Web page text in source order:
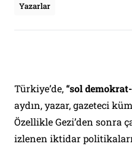
Yazarlar
Türkiye’de,“sol
aydın, yazar, gazeteci
Özellikle Gezi’den sonra
izlenen iktidar